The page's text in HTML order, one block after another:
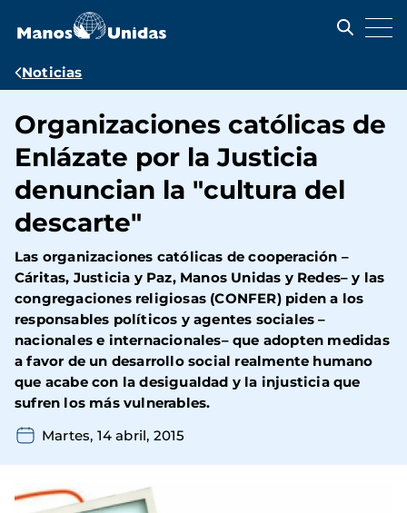
contenido
Ruta
navegación
Noticias
Organizaciones católicas de
Enlázate por la Justicia
denuncian la "cultura del
descarte"
Las organizaciones católicas de cooperación –
Cáritas, Justicia y Paz, Manos Unidas y Redes– y las
congregaciones religiosas (CONFER) piden a los
responsables políticos y agentes sociales –
nacionales e internacionales– que adopten medidas
a favor de un desarrollo social realmente humano
que acabe con la desigualdad y la injusticia que
sufren los más vulnerables.
Martes, 14 abril, 2015